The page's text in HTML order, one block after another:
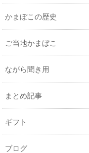
かまぼこの歴史
ご当地かまぼこ
ながら聞き用
まとめ記事
ギフト
ブログ